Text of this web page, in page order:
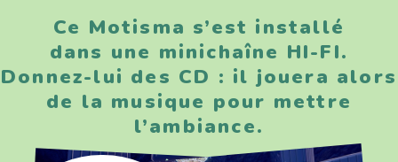
Ce Motisma s’est installé
dans une minichaîne HI-FI.
Donnez-lui des CD : il jouera alors
de la musique pour mettre
l’ambiance.